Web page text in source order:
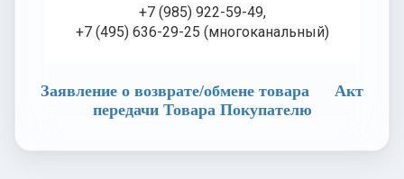
+7 (985) 922-59-49,
+7 (495) 636-29-25 (многоканальный)
Заявление о возврате/обмене товара
Акт
передачи Товара Покупателю